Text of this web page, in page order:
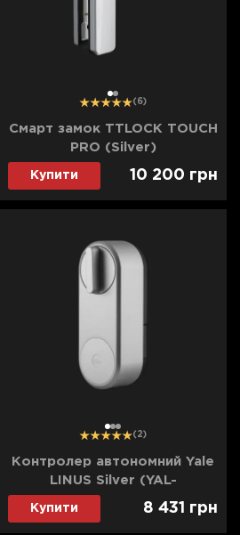
1 (6)
Смарт замок TTLOCK TOUCH
PRO (Silver)
Купити 10 200 грн
12 3 (2)
Контролер автономний Yale
LINUS Silver (YAL-
05/101200/SI)
Купити 8 431 грн